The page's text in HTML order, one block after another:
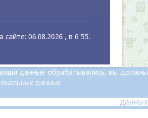
06.08.2026 , в 6 55.
данные обрабатывались, вы должны
данных.
данных